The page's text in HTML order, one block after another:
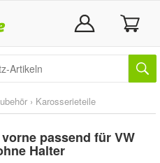
› Karosserieteile
passend für VW
Halter